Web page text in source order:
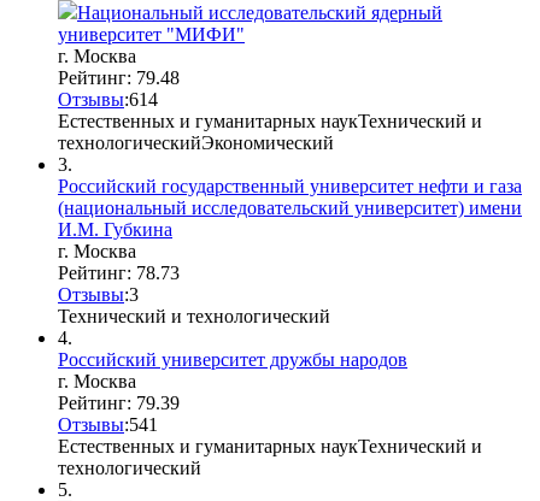
Национальный исследовательский ядерный
университет "МИФИ"
г. Москва
Рейтинг: 79.48
Отзывы:614
Естественных и гуманитарных наукТехнический и
технологическийЭкономический
3.
Российский государственный университет нефти и газа
(национальный исследовательский университет) имени
И.М. Губкина
г. Москва
Рейтинг: 78.73
Отзывы:3
Технический и технологический
4.
Российский университет дружбы народов
г. Москва
Рейтинг: 79.39
Отзывы:541
Естественных и гуманитарных наукТехнический и
технологический
5.